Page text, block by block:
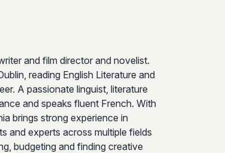
and film director and novelist.
reading English Literature and
A passionate linguist, literature
and speaks fluent French. With
brings strong experience in
and experts across multiple fields
budgeting and finding creative